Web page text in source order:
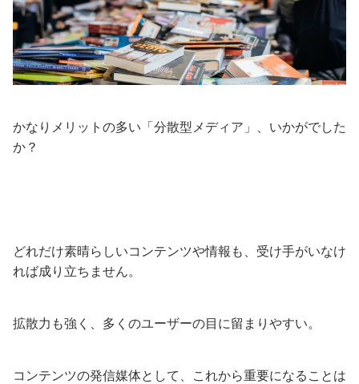
かなりメリットの多い「分散型メディア」、いかがでした
か？
どれだけ素晴らしいコンテンツや情報も、受け手がいなけ
れば成り立ちません。
拡散力も強く、多くのユーザーの目に留まりやすい。
コンテンツの発信媒体として、これから重要になることは